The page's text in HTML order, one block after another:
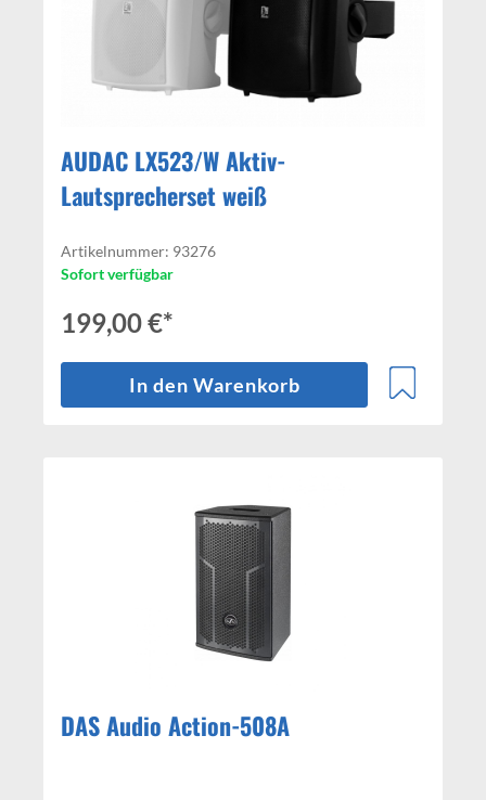
AUDAC LX523/W Aktiv-
Lautsprecherset weiß
Artikelnummer: 93276
Sofort verfügbar
199,00 €*
In den Warenkorb
DAS Audio Action-508A